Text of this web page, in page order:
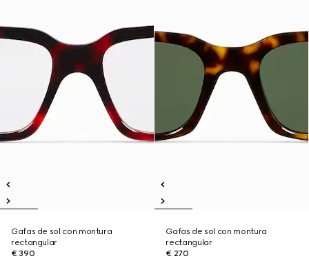
Gafas de sol con montura
rectangular
€ 390
Gafas de sol con montura
rectangular
€ 270